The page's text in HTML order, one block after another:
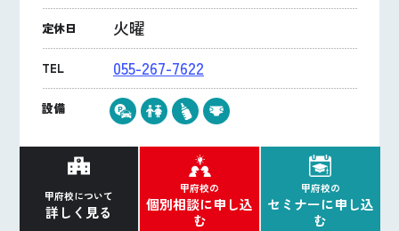
定休日 火曜
TEL 055-267-7622
設備
甲府校について
詳しく見る
甲府校の
個別相談に申し込
む
甲府校の
セミナーに申し込
む